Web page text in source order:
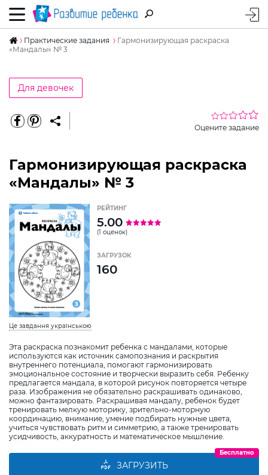
Практические задания
Гармонизирующая раскраска
«Мандалы» № 3
Для девочек
Оцените задание
Гармонизирующая раскраска
«Мандалы» № 3
Це завдання українською
Эта раскраска познакомит ребенка с мандалами, которые
используются как источник самопознания и раскрытия
внутреннего потенциала, помогают гармонизировать
эмоциональное состояние и творчески выразить себя. Ребенку
предлагается мандала, в которой рисунок повторяется четыре
раза. Изображения не обязательно раскрашивать одинаково,
можно фантазировать. Раскрашивая мандалу, ребенок будет
тренировать мелкую моторику, зрительно-моторную
координацию, внимание, умение подбирать нужные цвета,
учиться чувствовать ритм и симметрию, а также тренировать
усидчивость, аккуратность и математическое мышление.
РЕЙТИНГ
5.00
(1 оценок)
ЗАГРУЗОК
160
ЗАГРУЗИТЬ
Бесплатно